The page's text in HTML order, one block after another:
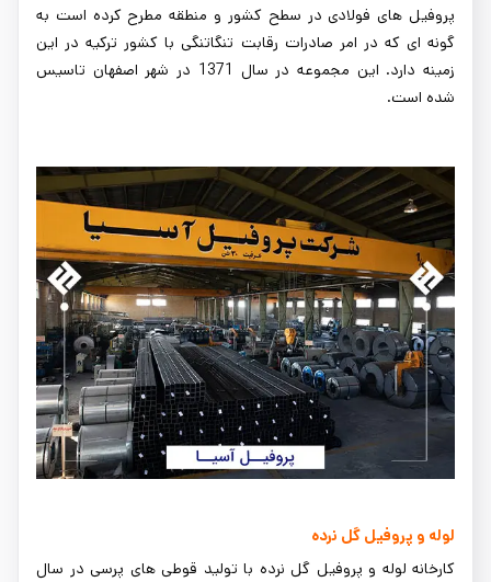
پروفیل های فولادی در سطح کشور و منطقه مطرح کرده است به
گونه ای که در امر صادرات رقابت تنگاتنگی با کشور ترکیه در این
زمینه دارد. این مجموعه در سال 1371 در شهر اصفهان تاسیس
شده است.
لوله و پروفیل گل نرده
کارخانه لوله و پروفیل گل نرده با تولید قوطی های پرسی در سال